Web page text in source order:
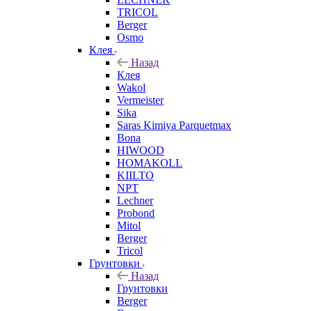
TRICOL
Berger
Osmo
Клея
Назад
Клея
Wakol
Vermeister
Sika
Saras Kimiya Parquetmax
Bona
HIWOOD
HOMAKOLL
KIILTO
NPT
Lechner
Probond
Mitol
Berger
Tricol
Грунтовки
Назад
Грунтовки
Berger